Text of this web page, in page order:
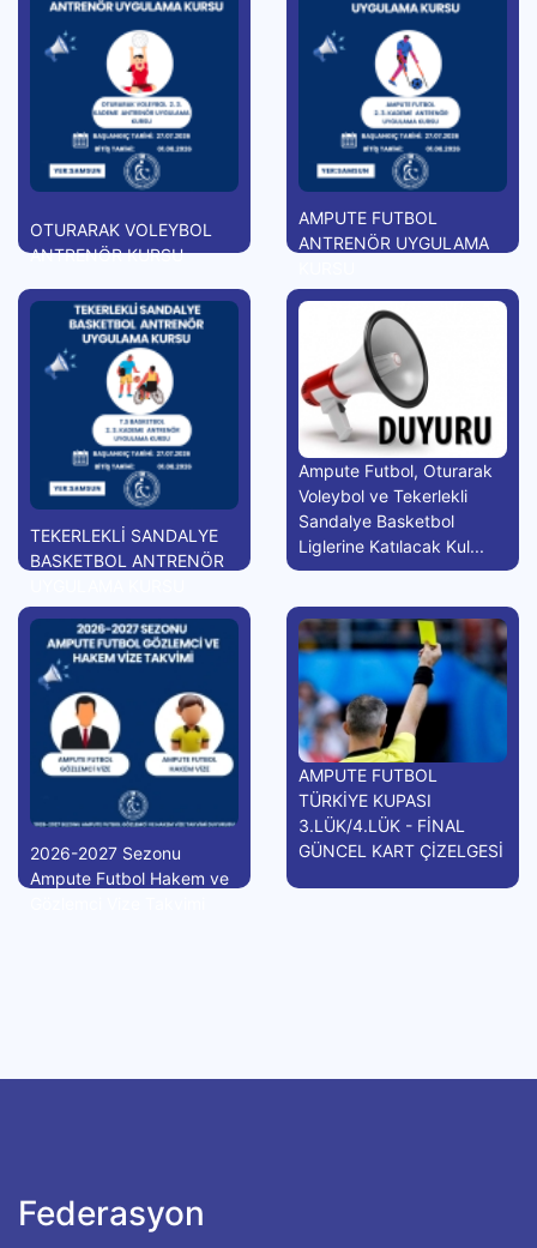
OTURARAK VOLEYBOL
ANTRENÖR KURSU
AMPUTE FUTBOL
ANTRENÖR UYGULAMA
TEKERLEKLİ SANDALYE
BASKETBOL ANTRENÖR
Ampute Futbol, Oturarak
Voleybol ve Tekerlekli
Sandalye Basketbol
Liglerine Katılacak Kul...
2026-2027 Sezonu
Ampute Futbol Hakem ve
AMPUTE FUTBOL
TÜRKİYE KUPASI
3.LÜK/4.LÜK - FİNAL
GÜNCEL KART ÇİZELGESİ
Federasyon